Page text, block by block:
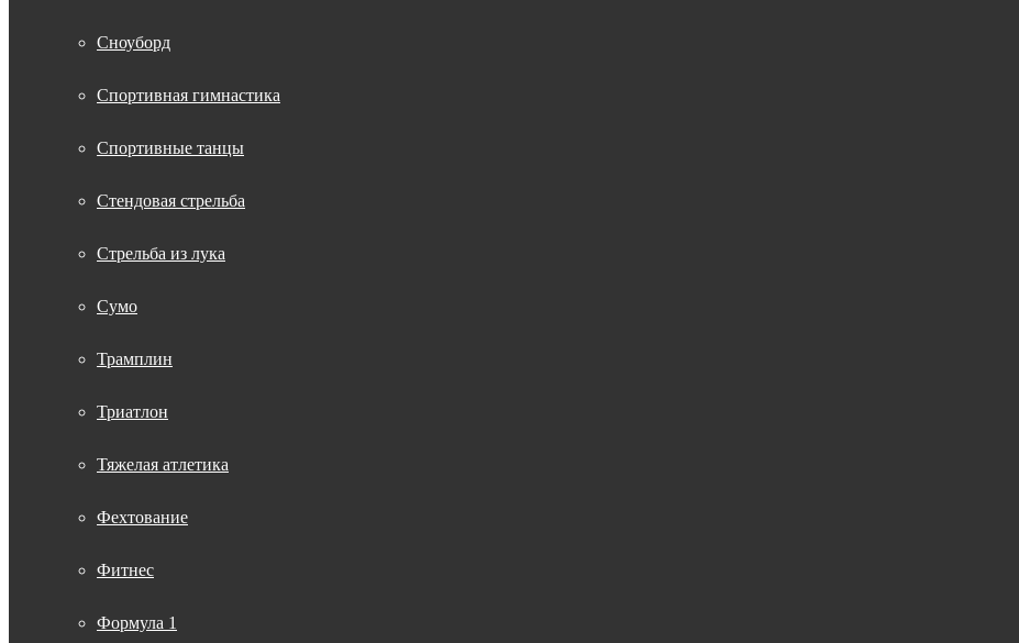
Сноуборд
Спортивная гимнастика
Спортивные танцы
Стендовая стрельба
Стрельба из лука
Сумо
Трамплин
Триатлон
Тяжелая атлетика
Фехтование
Фитнес
Формула 1